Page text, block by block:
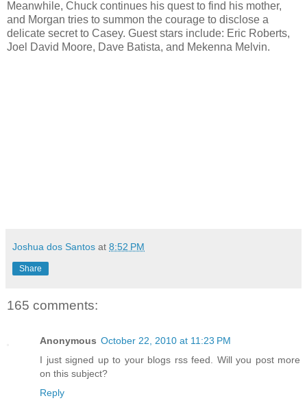
Meanwhile, Chuck continues his quest to find his mother,
and Morgan tries to summon the courage to disclose a
delicate secret to Casey. Guest stars include: Eric Roberts,
Joel David Moore, Dave Batista, and Mekenna Melvin.
Joshua dos Santos at 8:52 PM
Share
165 comments:
Anonymous October 22, 2010 at 11:23 PM
I just signed up to your blogs rss feed. Will you post more
on this subject?
Reply